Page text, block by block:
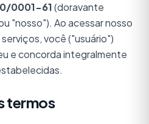
0001-61(doravante
"nosso"). Ao acessar nosso
você ("usuário")
e concorda integralmente
termos